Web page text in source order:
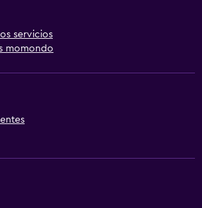
servicios
momondo